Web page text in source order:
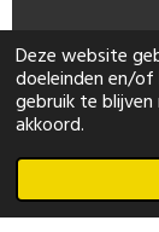
Deze website
doeleinden en/
gebruik te
akkoord.